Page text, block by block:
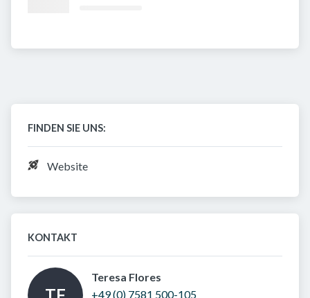
FINDEN SIE UNS:
Website
KONTAKT
Teresa Flores
+49 (0) 7581 500-105